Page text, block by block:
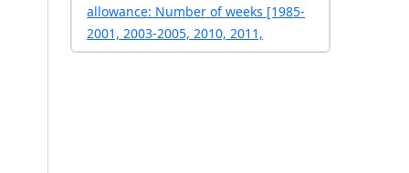
allowance: Number of weeks [1985-
2001, 2003-2005, 2010, 2011,